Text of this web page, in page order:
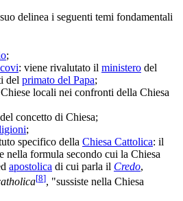
delinea i seguenti temi fondamentali
;
: viene rivalutato il ministero del
del primato del Papa;
locali nei confronti della Chiesa
del concetto di Chiesa;
;
specifico della Chiesa Cattolica: il
nella formula secondo cui la Chiesa
apostolica di cui parla il Credo,
[8], "sussiste nella Chiesa